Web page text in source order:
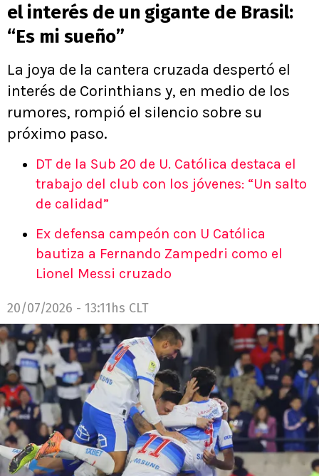
el interés de un gigante de Brasil:
“Es mi sueño”
La joya de la cantera cruzada despertó el
interés de Corinthians y, en medio de los
rumores, rompió el silencio sobre su
próximo paso.
DT de la Sub 20 de U. Católica destaca el
trabajo del club con los jóvenes: “Un salto
de calidad”
Ex defensa campeón con U Católica
bautiza a Fernando Zampedri como el
Lionel Messi cruzado
20/07/2026 - 13:11hs CLT